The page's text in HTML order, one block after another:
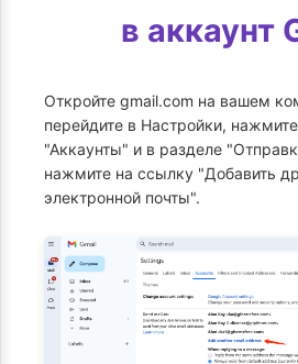
в аккаунт
Откройте gmail.com на вашем
перейдите в Настройки,
"Аккаунты" и в разделе
нажмите на ссылку "Добавить
электронной почты".